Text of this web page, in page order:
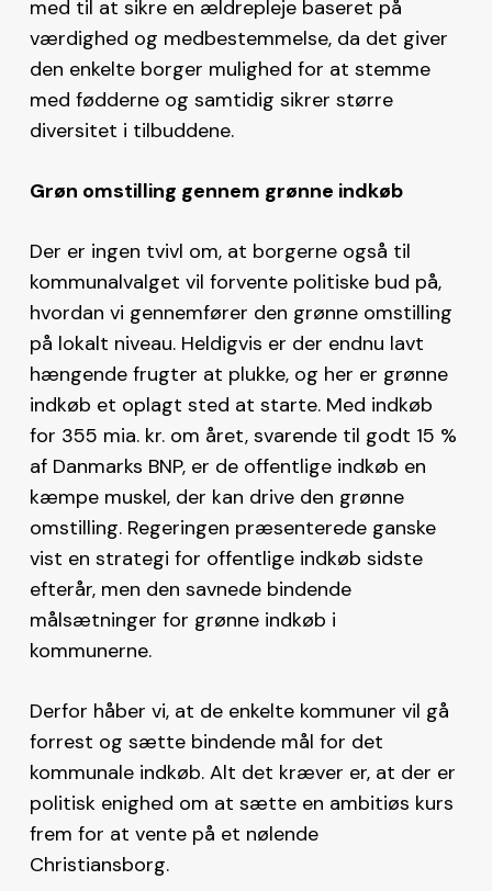
med til at sikre en ældrepleje baseret på
værdighed og medbestemmelse, da det giver
den enkelte borger mulighed for at stemme
med fødderne og samtidig sikrer større
diversitet i tilbuddene.
Grøn omstilling gennem grønne indkøb
Der er ingen tvivl om, at borgerne også til
kommunalvalget vil forvente politiske bud på,
hvordan vi gennemfører den grønne omstilling
på lokalt niveau. Heldigvis er der endnu lavt
hængende frugter at plukke, og her er grønne
indkøb et oplagt sted at starte. Med indkøb
for 355 mia. kr. om året, svarende til godt 15 %
af Danmarks BNP, er de offentlige indkøb en
kæmpe muskel, der kan drive den grønne
omstilling. Regeringen præsenterede ganske
vist en strategi for offentlige indkøb sidste
efterår, men den savnede bindende
målsætninger for grønne indkøb i
kommunerne.
Derfor håber vi, at de enkelte kommuner vil gå
forrest og sætte bindende mål for det
kommunale indkøb. Alt det kræver er, at der er
politisk enighed om at sætte en ambitiøs kurs
frem for at vente på et nølende
Christiansborg.